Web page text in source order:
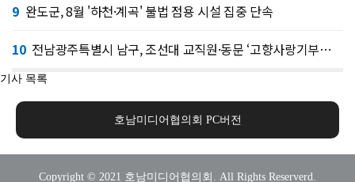
9 완도군, 8월 '하천·계곡' 불법 점용 시설 집중 단속
10 전남광주특별시 남구, 조선대 교직원·동문 ‘고향사랑기부제’ 협약
기사 목록
호남미디어협의회 PC버전
Copyright © 2021 호남미디어협의회. All Rights Reserverd.